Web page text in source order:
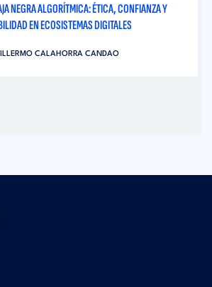
NEGRA ALGORÍTMICA: ÉTICA, CONFIANZA Y
EN ECOSISTEMAS DIGITALES
CALAHORRA CANDAO